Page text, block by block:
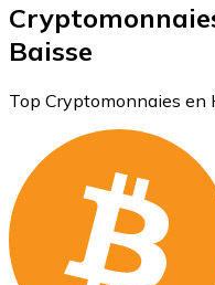
Baisse
Top Cryptomonnaies en